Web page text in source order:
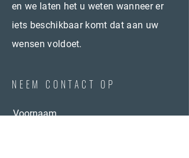
en we laten het u weten wanneer er
iets beschikbaar komt dat aan uw
wensen voldoet.
NEEM CONTACT OP
Voornaam